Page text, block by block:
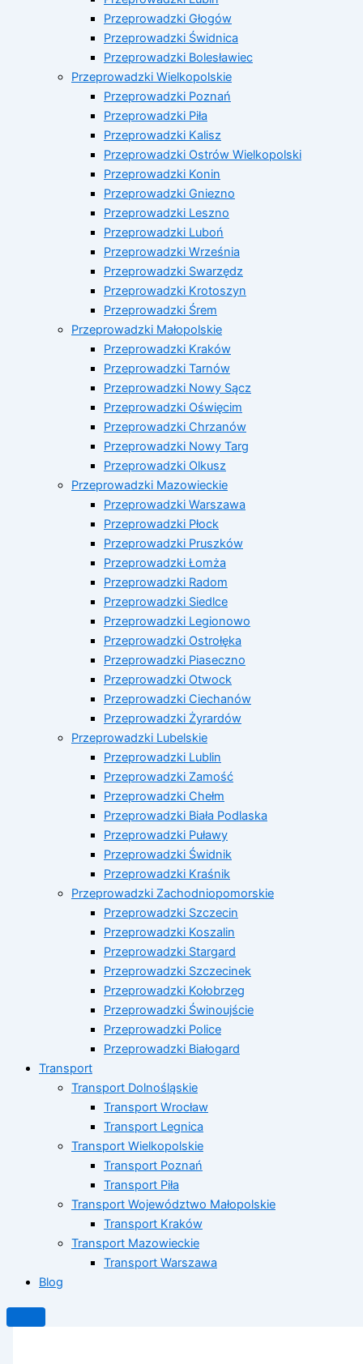
Przeprowadzki Głogów
Przeprowadzki Świdnica
Przeprowadzki Bolesławiec
Przeprowadzki Wielkopolskie
Przeprowadzki Poznań
Przeprowadzki Piła
Przeprowadzki Kalisz
Przeprowadzki Ostrów Wielkopolski
Przeprowadzki Konin
Przeprowadzki Gniezno
Przeprowadzki Leszno
Przeprowadzki Luboń
Przeprowadzki Września
Przeprowadzki Swarzędz
Przeprowadzki Krotoszyn
Przeprowadzki Śrem
Przeprowadzki Małopolskie
Przeprowadzki Kraków
Przeprowadzki Tarnów
Przeprowadzki Nowy Sącz
Przeprowadzki Oświęcim
Przeprowadzki Chrzanów
Przeprowadzki Nowy Targ
Przeprowadzki Olkusz
Przeprowadzki Mazowieckie
Przeprowadzki Warszawa
Przeprowadzki Płock
Przeprowadzki Pruszków
Przeprowadzki Łomża
Przeprowadzki Radom
Przeprowadzki Siedlce
Przeprowadzki Legionowo
Przeprowadzki Ostrołęka
Przeprowadzki Piaseczno
Przeprowadzki Otwock
Przeprowadzki Ciechanów
Przeprowadzki Żyrardów
Przeprowadzki Lubelskie
Przeprowadzki Lublin
Przeprowadzki Zamość
Przeprowadzki Chełm
Przeprowadzki Biała Podlaska
Przeprowadzki Puławy
Przeprowadzki Świdnik
Przeprowadzki Kraśnik
Przeprowadzki Zachodniopomorskie
Przeprowadzki Szczecin
Przeprowadzki Koszalin
Przeprowadzki Stargard
Przeprowadzki Szczecinek
Przeprowadzki Kołobrzeg
Przeprowadzki Świnoujście
Przeprowadzki Police
Przeprowadzki Białogard
Transport
Transport Dolnośląskie
Transport Wrocław
Transport Legnica
Transport Wielkopolskie
Transport Poznań
Transport Piła
Transport Województwo Małopolskie
Transport Kraków
Transport Mazowieckie
Transport Warszawa
Blog